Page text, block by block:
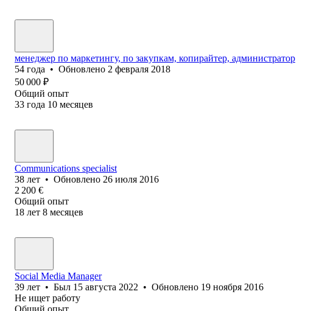
менеджер по маркетингу, по закупкам, копирайтер, администратор
54 года • Обновлено 2 февраля 2018
50 000 ₽
Общий опыт
33 года 10 месяцев
Communications specialist
38 лет • Обновлено 26 июля 2016
2 200 €
Общий опыт
18 лет 8 месяцев
Social Media Manager
39 лет • Был 15 августа 2022 • Обновлено 19 ноября 2016
Не ищет работу
Общий опыт